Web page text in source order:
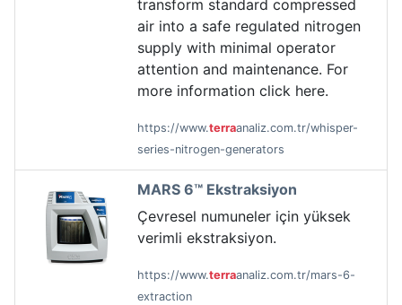
transform standard compressed
air into a safe regulated nitrogen
supply with minimal operator
attention and maintenance. For
more information click here.
https://www.terraanaliz.com.tr/whisper-
series-nitrogen-generators
MARS 6™ Ekstraksiyon
Çevresel numuneler için yüksek
verimli ekstraksiyon.
https://www.terraanaliz.com.tr/mars-6-
extraction